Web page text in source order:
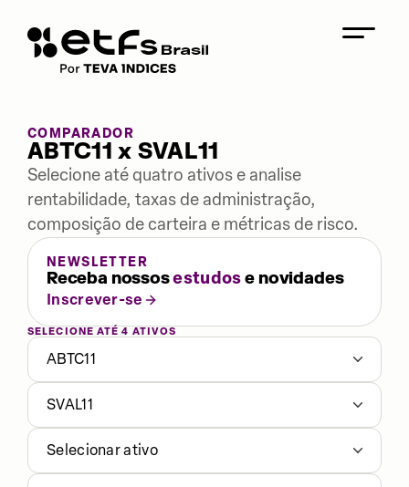
COMPARADOR
ABTC11 x SVAL11
Selecione até quatro ativos e analise
rentabilidade, taxas de administração,
composição de carteira e métricas de risco.
NEWSLETTER
Receba nossosestudose novidades
Inscrever-se
SELECIONE ATÉ 4 ATIVOS
ABTC11
SVAL11
Selecionar ativo